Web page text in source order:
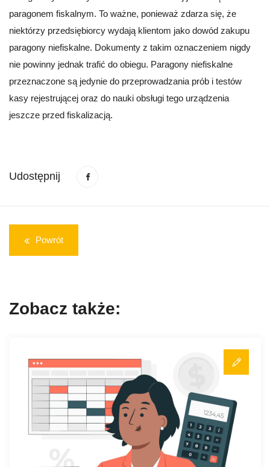
paragonem fiskalnym. To ważne, ponieważ zdarza się, że
niektórzy przedsiębiorcy wydają klientom jako dowód zakupu
paragony niefiskalne. Dokumenty z takim oznaczeniem nigdy
nie powinny jednak trafić do obiegu. Paragony niefiskalne
przeznaczone są jedynie do przeprowadzania prób i testów
kasy rejestrującej oraz do nauki obsługi tego urządzenia
jeszcze przed fiskalizacją.
Udostępnij
Powrót
Zobacz także: